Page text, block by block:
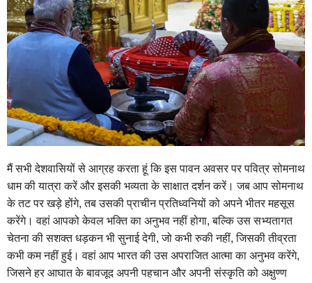
मैं सभी देशवासियों से आग्रह करता हूं कि इस पावन अवसर पर पवित्र सोमनाथ
धाम की यात्रा करें और इसकी भव्यता के साक्षात दर्शन करें। जब आप सोमनाथ
के तट पर खड़े होंगे, तब उसकी प्राचीन प्रतिध्वनियों को अपने भीतर महसूस
करेंगे। वहां आपको केवल भक्ति का अनुभव नहीं होगा, बल्कि उस सभ्यतागत
चेतना की सशक्त धड़कन भी सुनाई देगी, जो कभी रुकी नहीं, जिसकी तीव्रता
कभी कम नहीं हुई। वहां आप भारत की उस अपराजित आत्मा का अनुभव करेंगे,
जिसने हर आघात के बावजूद अपनी पहचान और अपनी संस्कृति को अक्षुण्ण